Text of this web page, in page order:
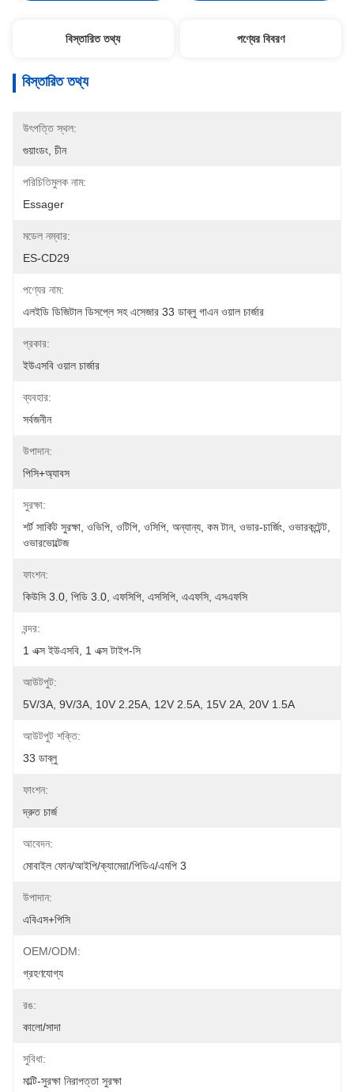
বিস্তারিত তথ্য পণ্যের বিবরণ
বিস্তারিত তথ্য
উৎপত্তি স্থল:
গুয়াংডং, চীন
পরিচিতিমুলক নাম:
Essager
মডেল নম্বার:
ES-CD29
পণ্যের নাম:
এলইডি ডিজিটাল ডিসপ্লে সহ এসেজার 33 ডাব্লু গাএন ওয়াল চার্জার
প্রকার:
ইউএসবি ওয়াল চার্জার
ব্যবহার:
সর্বজনীন
উপাদান:
পিসি+অ্যাবস
সুরক্ষা:
শর্ট সার্কিট সুরক্ষা, ওভিপি, ওটিপি, ওসিপি, অন্যান্য, কম টান, ওভার-চার্জিং, ওভারকন্টেন্ট,
ওভারভোল্টেজ
ফাংশন:
কিউসি 3.0, পিডি 3.0, এফসিপি, এসসিপি, এএফসি, এসএফসি
বন্দর:
1 এক্স ইউএসবি, 1 এক্স টাইপ-সি
আউটপুট:
5V/3A, 9V/3A, 10V 2.25A, 12V 2.5A, 15V 2A, 20V 1.5A
আউটপুট শক্তি:
33 ডাব্লু
ফাংশন:
দ্রুত চার্জ
আবেদন:
মোবাইল ফোন/আইপি/ক্যামেরা/পিডিএ/এমপি 3
উপাদান:
এবিএস+পিসি
OEM/ODM:
গ্রহণযোগ্য
রঙ:
কালো/সাদা
সুবিধা:
মাল্টি-সুরক্ষা নিরাপত্তা সুরক্ষা